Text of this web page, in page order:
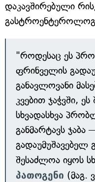
დაკავშირებული
გასტროენტეროლოგ
"როდესაც ეს
ფრინველის
განავლოვანი
კვებით ჯაჭვში,
სხვადასხვა
განმარტავს
გადაუმუშავებელ
შესაძლოა იყოს
პათოგენი (მაგ.